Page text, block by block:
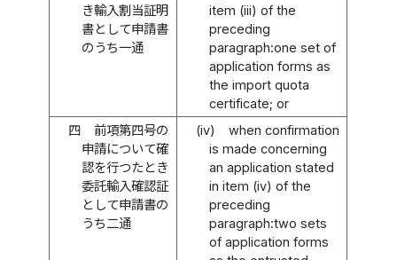
き輸入割当証明
書として申請書
のうち一通
item (iii) of the
preceding
paragraph:one set of
application forms as
the import quota
certificate; or
四
前項第四号の
申請について確
認を行つたとき
委託輸入確認証
として申請書の
うち二通
(iv)
when confirmation
is made concerning
an application stated
in item (iv) of the
preceding
paragraph:two sets
of application forms